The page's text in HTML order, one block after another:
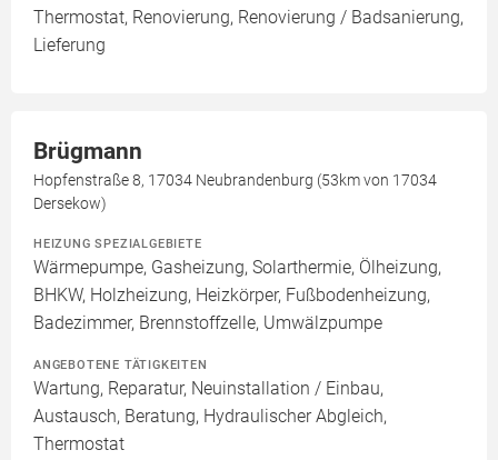
Thermostat, Renovierung, Renovierung / Badsanierung,
Lieferung
Brügmann
Hopfenstraße 8, 17034 Neubrandenburg (53km von 17034
Dersekow)
HEIZUNG SPEZIALGEBIETE
Wärmepumpe, Gasheizung, Solarthermie, Ölheizung,
BHKW, Holzheizung, Heizkörper, Fußbodenheizung,
Badezimmer, Brennstoffzelle, Umwälzpumpe
ANGEBOTENE TÄTIGKEITEN
Wartung, Reparatur, Neuinstallation / Einbau,
Austausch, Beratung, Hydraulischer Abgleich,
Thermostat